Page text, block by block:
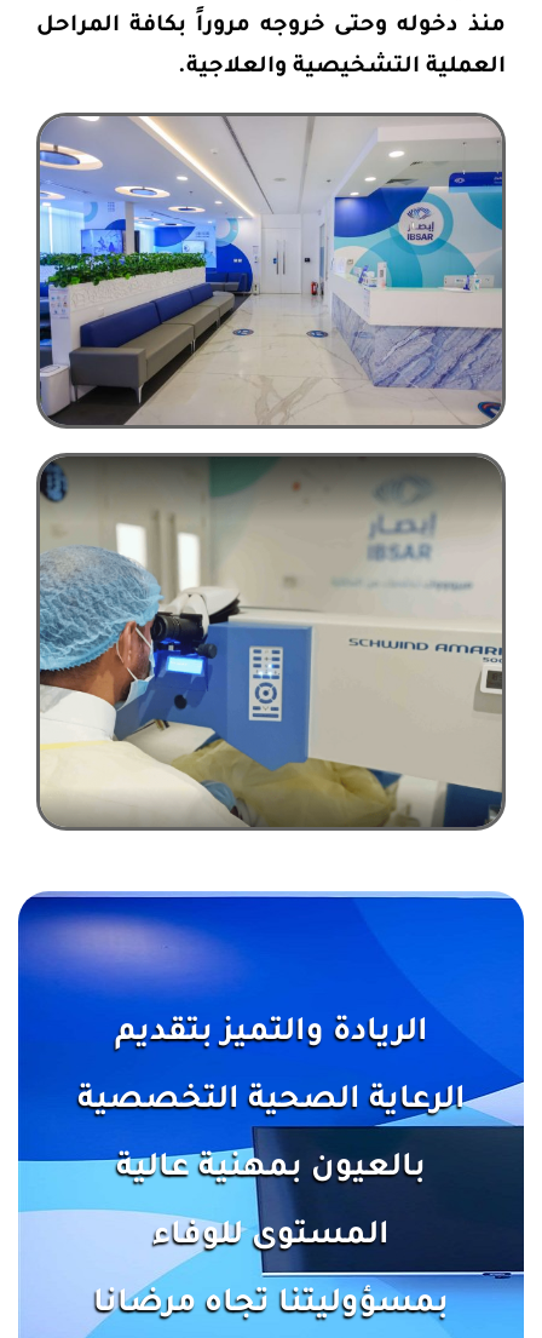
منذ دخوله وحتى خروجه مروراً بكافة المراحل
العملية التشخيصية والعلاجية.
الريادة والتميز بتقديم
الرعاية الصحية التخصصية
بالعيون بمهنية عالية
المستوى للوفاء
بمسؤوليتنا تجاه مرضانا